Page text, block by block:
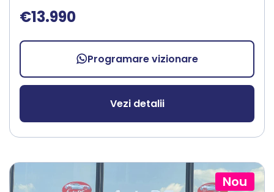
€13.990
Programare vizionare
Vezi detalii
Nou